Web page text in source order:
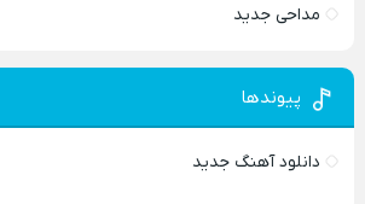
مداحی جدید
پیوندها
دانلود آهنگ جدید